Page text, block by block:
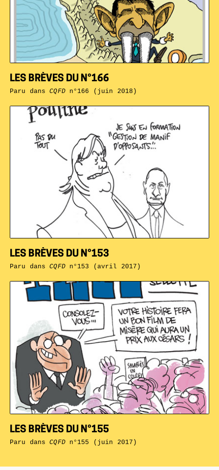
LES BRÈVES DU N°155
Paru dansCQFDn°155 (juin 2017)
LES BRÈVES DU N°153
Paru dansCQFDn°153 (avril 2017)
LES BRÈVES DU N°166
Paru dansCQFDn°166 (juin 2018)